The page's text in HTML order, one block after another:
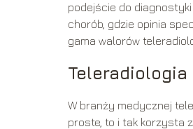
podejście do
chorób, gdzie opinia
gama walorów
W branży medycznej
proste, to i tak korzysta